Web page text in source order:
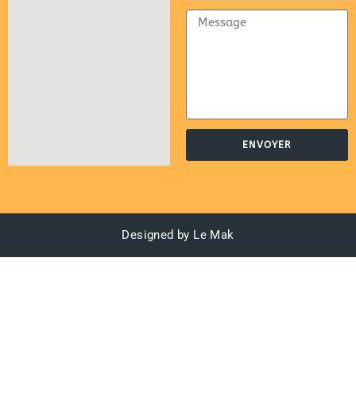
ENVOYER
Designed by Le Mak